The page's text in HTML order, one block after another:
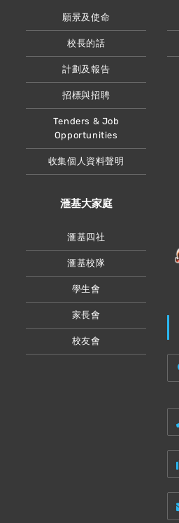
願景及使命
校長的話
計劃及報告
招標與招聘
Tenders & Job
Opportunities
收集個人資料聲明
滙基大家庭
滙基四社
滙基校隊
學生會
家長會
校友會